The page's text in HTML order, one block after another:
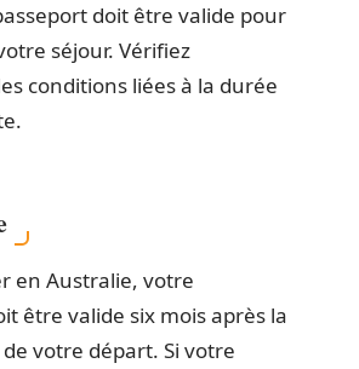
doit être valide pour
séjour. Vérifiez
conditions liées à la durée
en Australie, votre
être valide six mois après la
votre départ. Si votre